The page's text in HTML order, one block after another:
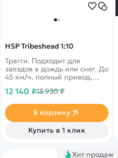
HSP Tribeshead 1:10
Трагги. Подходит для
заездов в дождь или снег. До
45 км/ч, полный привод,
12 140 ₽13 930 ₽
В корзину
Купить в 1 клик
Хит продаж